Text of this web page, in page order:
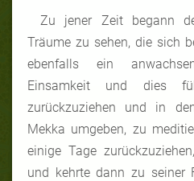
Zu jener Zeit begann
Träume zu sehen, die sich
ebenfalls ein
Einsamkeit und dies
zurückzuziehen und in
Mekka umgeben, zu
einige Tage
und kehrte dann zu seiner